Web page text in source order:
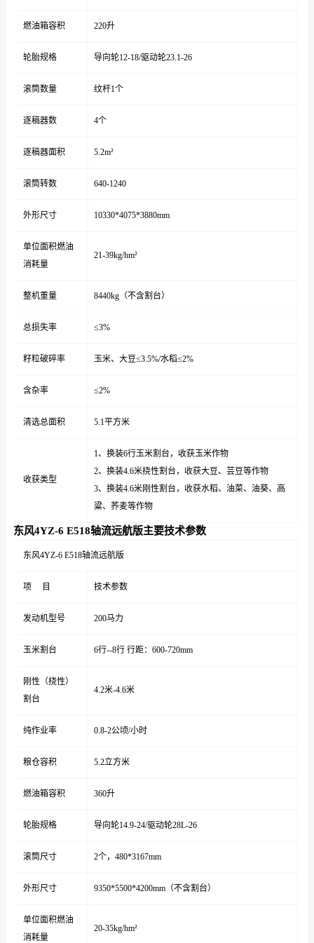
燃油箱容积 220升
轮胎规格 导向轮12-18/驱动轮23.1-26
滚筒数量 纹杆1个
逐稿器数 4个
逐稿器面积 5.2m²
滚筒转数 640-1240
外形尺寸 10330*4075*3880mm
单位面积燃油
消耗量
21-39kg/hm²
整机重量 8440kg（不含割台）
总损失率 ≤3%
籽粒破碎率 玉米、大豆≤3.5%/水稻≤2%
含杂率 ≤2%
清选总面积 5.1平方米
收获类型
1、换装6行玉米割台，收获玉米作物
2、换装4.6米挠性割台，收获大豆、芸豆等作物
3、换装4.6米刚性割台，收获水稻、油菜、油葵、高
粱、荞麦等作物
东风4YZ-6 E518轴流远航版主要技术参数
东风4YZ-6 E518轴流远航版
项 目 技术参数
发动机型号 200马力
玉米割台 6行--8行 行距：600-720mm
刚性（挠性）
割台
4.2米-4.6米
纯作业率 0.8-2公顷/小时
粮仓容积 5.2立方米
燃油箱容积 360升
轮胎规格 导向轮14.9-24/驱动轮28L-26
滚筒尺寸 2个，480*3167mm
外形尺寸 9350*5500*4200mm（不含割台）
单位面积燃油
消耗量
20-35kg/hm²